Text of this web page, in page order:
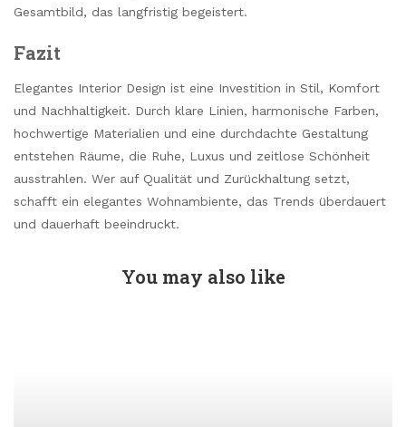
Gesamtbild, das langfristig begeistert.
Fazit
Elegantes Interior Design ist eine Investition in Stil, Komfort
und Nachhaltigkeit. Durch klare Linien, harmonische Farben,
hochwertige Materialien und eine durchdachte Gestaltung
entstehen Räume, die Ruhe, Luxus und zeitlose Schönheit
ausstrahlen. Wer auf Qualität und Zurückhaltung setzt,
schafft ein elegantes Wohnambiente, das Trends überdauert
und dauerhaft beeindruckt.
You may also like